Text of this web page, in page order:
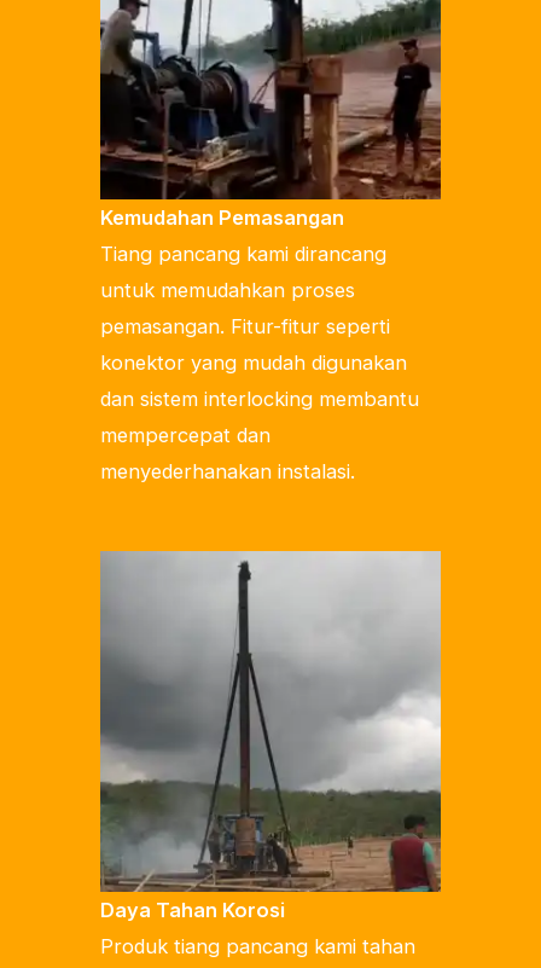
Kemudahan Pemasangan
Tiang pancang kami dirancang
untuk memudahkan proses
pemasangan. Fitur-fitur seperti
konektor yang mudah digunakan
dan sistem interlocking membantu
mempercepat dan
menyederhanakan instalasi.
Daya Tahan Korosi
Produk tiang pancang kami tahan